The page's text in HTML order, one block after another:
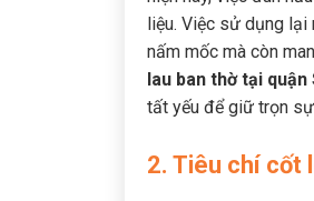
liệu. Việc sử dụng
nấm mốc mà còn
lau ban thờ tại quận
tất yếu để giữ trọn
2. Tiêu chí cốt